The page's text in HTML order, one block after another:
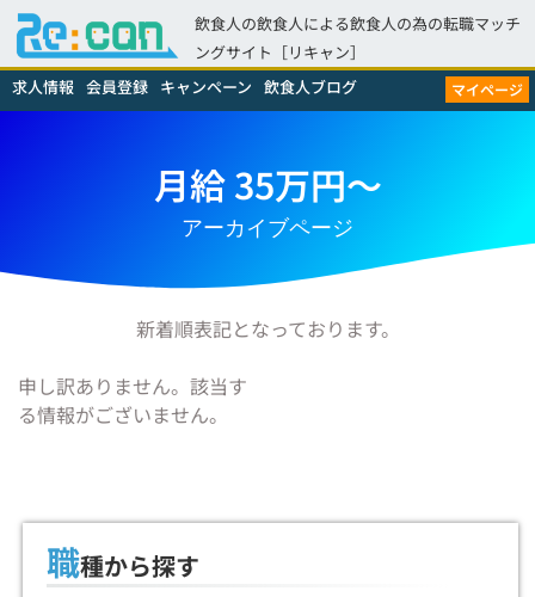
飲食人の飲食人による飲食人の為の転職マッチ
ングサイト［リキャン］
求人情報 会員登録 キャンペーン 飲食人ブログ マイページ
月給 35万円～
アーカイブページ
新着順表記となっております。
申し訳ありません。該当す
る情報がございません。
職種から探す